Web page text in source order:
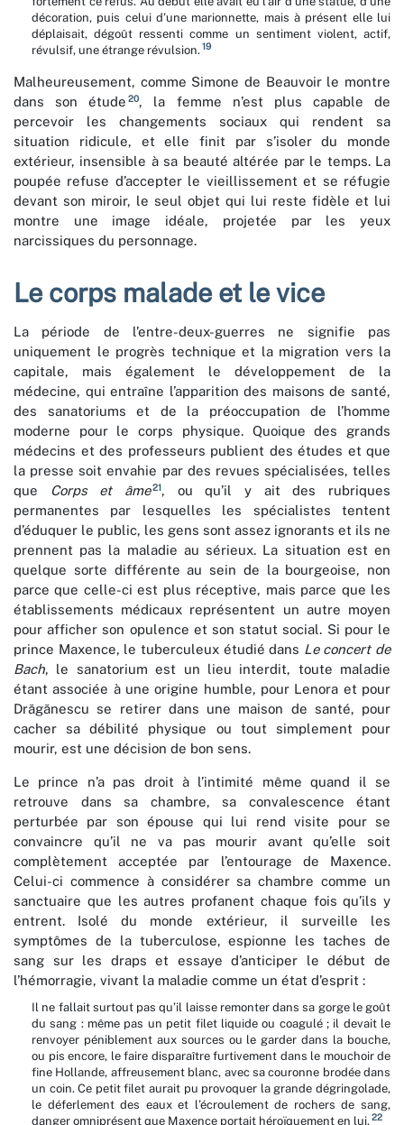
décoration, puis celui d’une marionnette, mais à présent elle lui
déplaisait, dégoût ressenti comme un sentiment violent, actif,
révulsif, une étrange révulsion.19
Malheureusement, comme Simone de Beauvoir le montre
dans son étude 20, la femme n’est plus capable de
percevoir les changements sociaux qui rendent sa
situation ridicule, et elle finit par s’isoler du monde
extérieur, insensible à sa beauté altérée par le temps. La
poupée refuse d’accepter le vieillissement et se réfugie
devant son miroir, le seul objet qui lui reste fidèle et lui
montre une image idéale, projetée par les yeux
narcissiques du personnage.
Le corps malade et le vice
La période de l’entre-deux-guerres ne signifie pas
uniquement le progrès technique et la migration vers la
capitale, mais également le développement de la
médecine, qui entraîne l’apparition des maisons de santé,
des sanatoriums et de la préoccupation de l’homme
moderne pour le corps physique. Quoique des grands
médecins et des professeurs publient des études et que
la presse soit envahie par des revues spécialisées, telles
que
Corps et âme21, ou qu’il y ait des rubriques
permanentes par lesquelles les spécialistes tentent
d’éduquer le public, les gens sont assez ignorants et ils ne
prennent pas la maladie au sérieux. La situation est en
quelque sorte différente au sein de la bourgeoise, non
parce que celle-ci est plus réceptive, mais parce que les
établissements médicaux représentent un autre moyen
pour afficher son opulence et son statut social. Si pour le
prince Maxence, le tuberculeux étudié dans Le concert de
Bach, le sanatorium est un lieu interdit, toute maladie
étant associée à une origine humble, pour Lenora et pour
Drăgănescu se retirer dans une maison de santé, pour
cacher sa débilité physique ou tout simplement pour
mourir, est une décision de bon sens.
Le prince n’a pas droit à l’intimité même quand il se
retrouve dans sa chambre, sa convalescence étant
perturbée par son épouse qui lui rend visite pour se
convaincre qu’il ne va pas mourir avant qu’elle soit
complètement acceptée par l’entourage de Maxence.
Celui-ci commence à considérer sa chambre comme un
sanctuaire que les autres profanent chaque fois qu’ils y
entrent. Isolé du monde extérieur, il surveille les
symptômes de la tuberculose, espionne les taches de
sang sur les draps et essaye d’anticiper le début de
l’hémorragie, vivant la maladie comme un état d’esprit :
Il ne fallait surtout pas qu’il laisse remonter dans sa gorge le goût
du sang : même pas un petit filet liquide ou coagulé ; il devait le
renvoyer péniblement aux sources ou le garder dans la bouche,
ou pis encore, le faire disparaître furtivement dans le mouchoir de
fine Hollande, affreusement blanc, avec sa couronne brodée dans
un coin. Ce petit filet aurait pu provoquer la grande dégringolade,
le déferlement des eaux et l’écroulement de rochers de sang,
danger omniprésent que Maxence portait héroïquement en lui.22